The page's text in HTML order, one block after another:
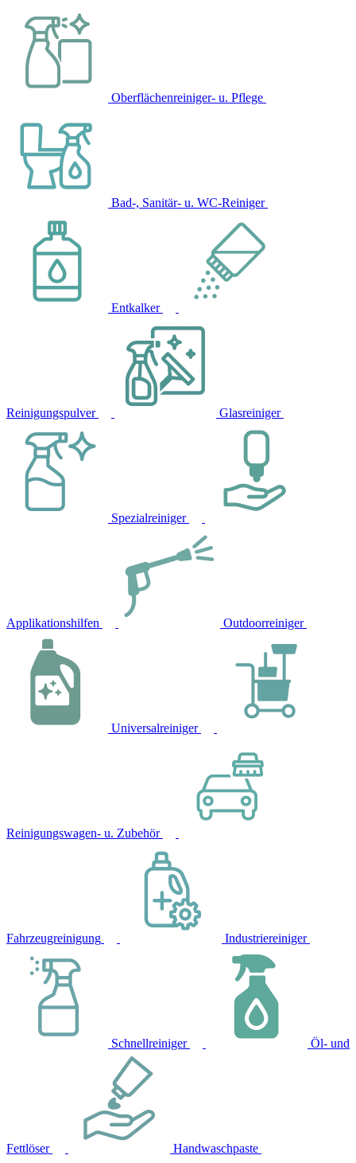
Oberflächenreiniger- u. Pflege
Bad-, Sanitär- u. WC-Reiniger
Entkalker
Reinigungspulver Glasreiniger
Spezialreiniger
Applikationshilfen Outdoorreiniger
Universalreiniger
Reinigungswagen- u. Zubehör
Fahrzeugreinigung Industriereiniger
Schnellreiniger Öl- und
Fettlöser Handwaschpaste